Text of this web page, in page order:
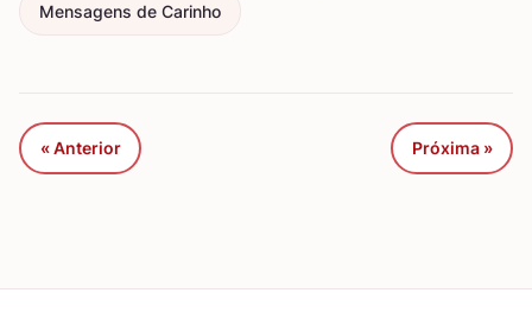
Mensagens de Carinho
« Anterior Próxima »